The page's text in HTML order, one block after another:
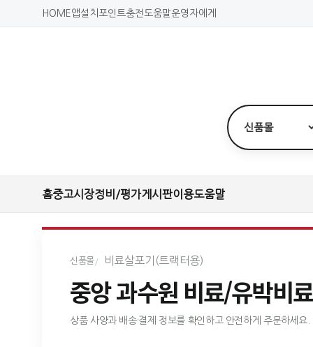
HOME 앱설치 포인트충전도움말운영자에게
홈중고시장정비/평가게시판이용도움말
신품몰 비료살포기(트랙터용)
중앙 과수원 비료/유박비
상품 사양과 배송·결제 정보를 확인하고 안전하게 주문하세요.